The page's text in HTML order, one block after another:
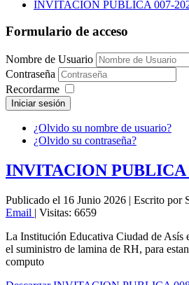
INVITACION PUBLICA 007-
Formulario de acceso
Nombre de Usuario
Contraseña
Recordarme
Iniciar sesión
¿Olvido su nombre de usuario?
¿Olvido su contraseña?
INVITACION PUBLICA
Publicado el 16 Junio 2026 | Escrito por
Email | Visitas: 6659
La Institución Educativa Ciudad de Asís
el suministro de lamina de RH, para
computo